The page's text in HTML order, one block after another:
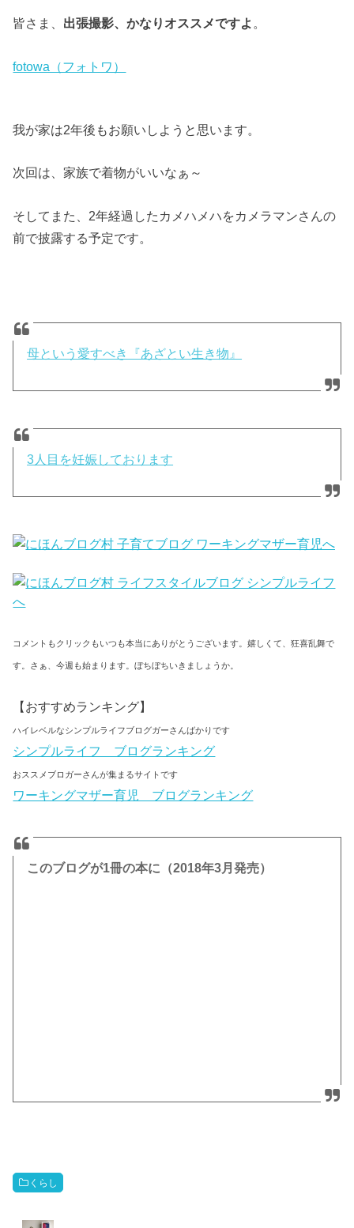
皆さま、 出張撮影、かなりオススメですよ 。
fotowa（フォトワ）
我が家は2年後もお願いしようと思います。
次回は、家族で着物がいいなぁ～
そしてまた、2年経過したカメハメハをカメラマンさんの
前で披露する予定です。
母という愛すべき『あざとい生き物』
3人目を妊娠しております
コメントもクリックもいつも本当にありがとうございます。嬉しくて、狂喜乱舞で
す。さぁ、今週も始まります。ぼちぼちいきましょうか。
【おすすめランキング】
ハイレベルなシンプルライフブログガーさんばかりです
シンプルライフ ブログランキング
おススメブロガーさんが集まるサイトです
ワーキングマザー育児 ブログランキング
このブログが1冊の本に （2018年3月発売）
くらし